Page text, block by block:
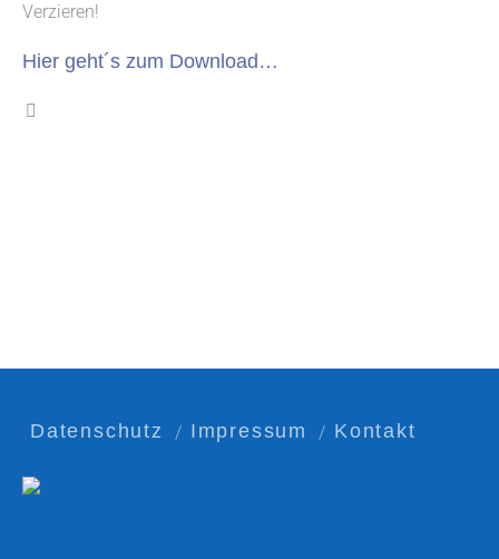
Verzieren!
Hier geht´s zum Download…
Datenschutz Impressum Kontakt